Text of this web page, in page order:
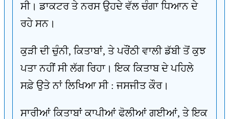
ਸੀ। ਡਾਕਟਰ ਤੇ ਨਰਸ ਉਹਦੇ ਵੱਲ ਚੰਗਾ ਧਿਆਨ ਦੇ
ਰਹੇ ਸਨ।
ਕੁੜੀ ਦੀ ਚੁੰਨੀ, ਕਿਤਾਬਾਂ, ਤੇ ਪਰੌਂਠੀ ਵਾਲੀ ਡੱਬੀ ਤੋਂ ਕੁਝ
ਪਤਾ ਨਹੀਂ ਸੀ ਲੱਗ ਰਿਹਾ। ਇਕ ਕਿਤਾਬ ਦੇ ਪਹਿਲੇ
ਸਫ਼ੇ ਉਤੇ ਨਾਂ ਲਿਖਿਆ ਸੀ : ਜਸਜੀਤ ਕੌਰ।
ਸਾਰੀਆਂ ਕਿਤਾਬਾਂ ਕਾਪੀਆਂ ਫੋਲੀਆਂ ਗਈਆਂ, ਤੇ ਇਕ